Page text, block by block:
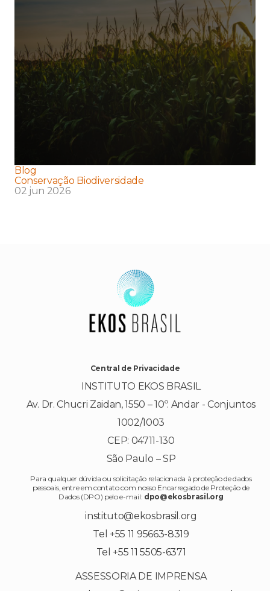
Blog
Conservação Biodiversidade
02 jun 2026
Central de Privacidade
INSTITUTO EKOS BRASIL
Av. Dr. Chucri Zaidan, 1550 – 10º. Andar - Conjuntos
1002/1003
CEP: 04711-130
São Paulo – SP
Para qualquer dúvida ou solicitação relacionada à proteção de dados
pessoais, entre em contato com nosso Encarregado de Proteção de
Dados (DPO) pelo e-mail: dpo@ekosbrasil.org
instituto@ekosbrasil.org
Tel +55 11 95663-8319
Tel +55 11 5505-6371
ASSESSORIA DE IMPRENSA